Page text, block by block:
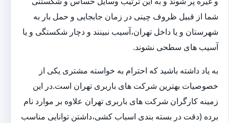
شما از قبیل ظروف چینی در زمان جابجایی و حمل بار به
شهرستان و یا داخل تهران،آسیب نبینند و دچار شکستگی و یا
آسیب های سطحی نشوند.
به یاد داشته باشید که احترام به خواسته مشتری یکی از
خصوصیات بهترین شرکت های باربری تهران است.در این
زمینه کارگران شرکت های باربری تهران علاوه بر موارد نام
برده (دقت در بسته بندی اسباب کشی،داشتن توانایی مناسب